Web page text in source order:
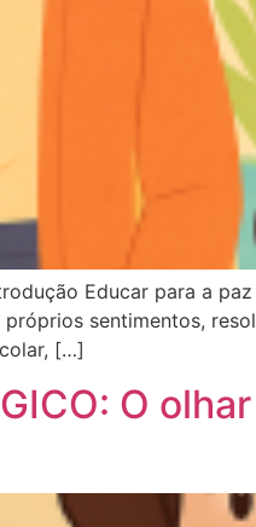
Educar para a
sentimentos,
[…]
O